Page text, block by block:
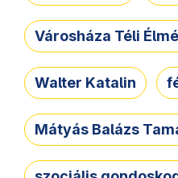
Városháza Téli
Walter Katalin
Mátyás Balázs